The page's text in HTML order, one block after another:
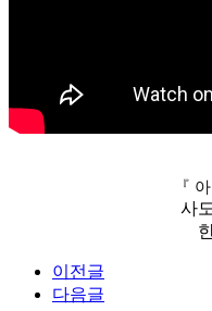
『
사
이전글
다음글